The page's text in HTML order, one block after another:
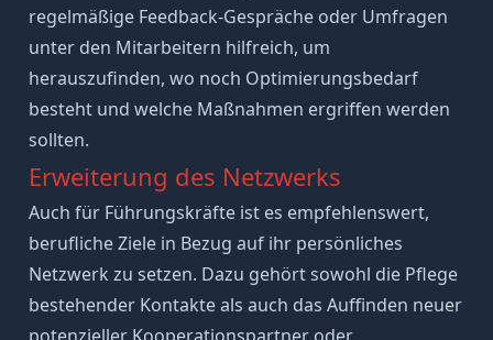
regelmäßige Feedback-Gespräche oder Umfragen
unter den Mitarbeitern hilfreich, um
herauszufinden, wo noch Optimierungsbedarf
besteht und welche Maßnahmen ergriffen werden
sollten.
Erweiterung des Netzwerks
Auch für Führungskräfte ist es empfehlenswert,
berufliche Ziele in Bezug auf ihr persönliches
Netzwerk zu setzen. Dazu gehört sowohl die Pflege
bestehender Kontakte als auch das Auffinden neuer